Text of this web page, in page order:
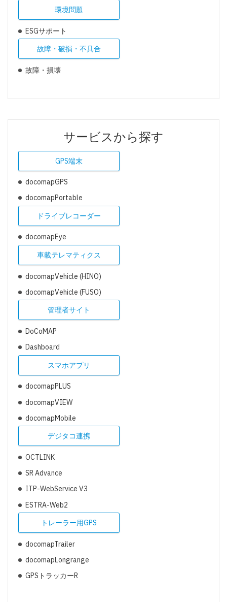
環境問題
ESGサポート
故障・破損・不具合
故障・損壊
サービスから探す
GPS端末
docomapGPS
docomapPortable
ドライブレコーダー
docomapEye
車載テレマティクス
docomapVehicle (HINO)
docomapVehicle (FUSO)
管理者サイト
DoCoMAP
Dashboard
スマホアプリ
docomapPLUS
docomapVIEW
docomapMobile
デジタコ連携
OCTLINK
SR Advance
ITP-WebService V3
ESTRA-Web2
トレーラー用GPS
docomapTrailer
docomapLongrange
GPSトラッカーR